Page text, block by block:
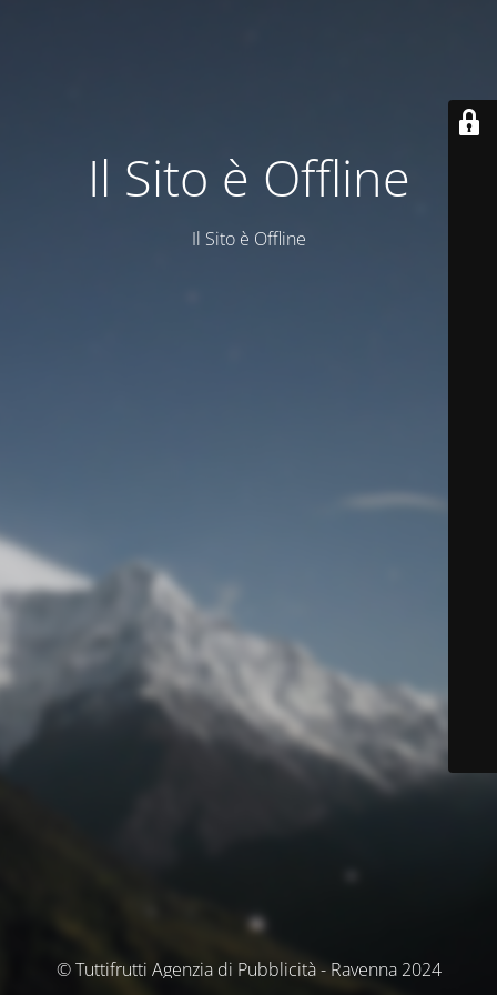
Il Sito è Offline
Il Sito è Offline
© Tuttifrutti Agenzia di Pubblicità - Ravenna 2024